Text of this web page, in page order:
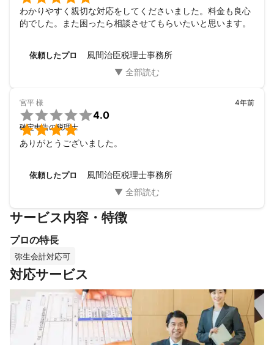
わかりやすく親切な対応をしてくださいました。料金も良心
的でした。また困ったら相談させてもらいたいと思います。
依頼したプロ 風間治臣税理士事務所
宮平 様


4.0
確定申告の税理士
4年前
ありがとうございました。
依頼したプロ 風間治臣税理士事務所
サービス内容・特徴
プロの特長
弥生会計対応可
対応サービス